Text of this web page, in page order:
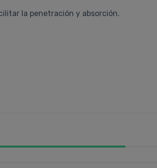
la penetración y absorción.